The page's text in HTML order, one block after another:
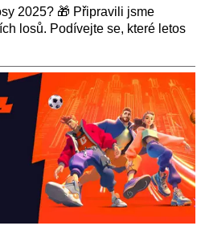
2025? 🎁 Připravili jsme
losů. Podívejte se, které letos